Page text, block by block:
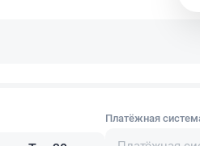
Платёжная